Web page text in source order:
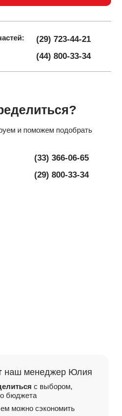
(29) 723-44-21
(44) 800-33-34
и поможем подобрать
(33) 366-06-65
(29) 800-33-34
наш менеджер Юлия
с выбором,
бюджета
можно сэкономить